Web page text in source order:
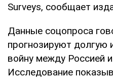
Surveys, сообщает
Данные соцопроса
прогнозируют долгую
войну между Россией
Исследование